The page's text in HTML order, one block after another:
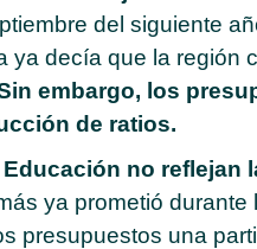
del siguiente
ya decía que la región
embargo, los
de ratios.
no reflejan
ya prometió durante
presupuestos una